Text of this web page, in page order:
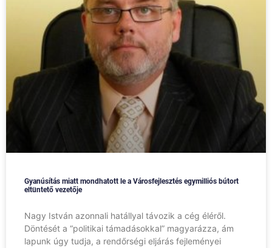
Gyanúsítás miatt mondhatott le a Városfejlesztés egymilliós bútort
eltüntető vezetője
Nagy István azonnali hatállyal távozik a cég éléről.
Döntését a “politikai támadásokkal” magyarázza, ám
lapunk úgy tudja, a rendőrségi eljárás fejleményei